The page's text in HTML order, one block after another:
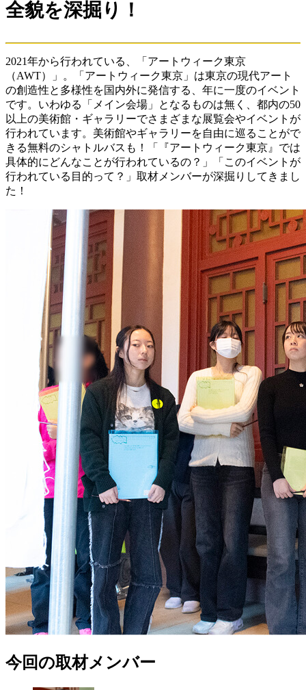
全貌を深掘り！
2021年から行われている、「アートウィーク東京
（AWT）」。「アートウィーク東京」は東京の現代アート
の創造性と多様性を国内外に発信する、年に一度のイベント
です。いわゆる「メイン会場」となるものは無く、都内の50
以上の美術館・ギャラリーでさまざまな展覧会やイベントが
行われています。美術館やギャラリーを自由に巡ることがで
きる無料のシャトルバスも！「『アートウィーク東京』では
具体的にどんなことが行われているの？」「このイベントが
行われている目的って？」取材メンバーが深掘りしてきまし
た！
今回の取材メンバー